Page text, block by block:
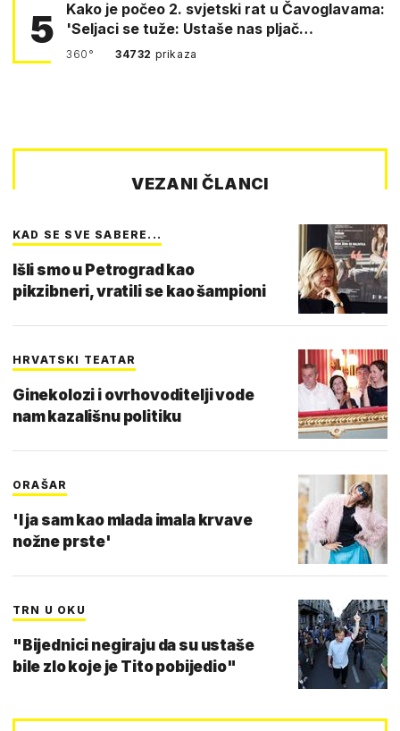
5
Kako je počeo 2. svjetski rat u Čavoglavama:
'Seljaci se tuže: Ustaše nas pljač…
360° 34732 prikaza
VEZANI ČLANCI
KAD SE SVE SABERE...
Išli smo u Petrograd kao
pikzibneri, vratili se kao šampioni
HRVATSKI TEATAR
Ginekolozi i ovrhovoditelji vode
nam kazališnu politiku
ORAŠAR
'I ja sam kao mlada imala krvave
nožne prste'
TRN U OKU
"Bijednici negiraju da su ustaše
bile zlo koje je Tito pobijedio"